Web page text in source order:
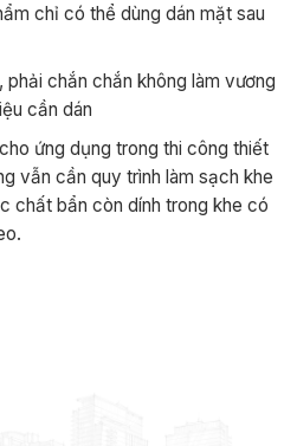
chỉ có thể dùng dán mặt sau
phải chắn chắn không làm vương
cần dán
ứng dụng trong thi công thiết
vẫn cần quy trình làm sạch khe
chất bẩn còn dính trong khe có